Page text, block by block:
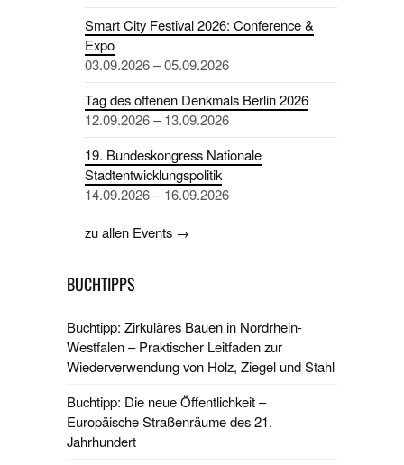
Smart City Festival 2026: Conference &
Expo
03.09.2026 – 05.09.2026
Tag des offenen Denkmals Berlin 2026
12.09.2026 – 13.09.2026
19. Bundeskongress Nationale
Stadtentwicklungspolitik
14.09.2026 – 16.09.2026
zu allen Events →
BUCHTIPPS
Buchtipp: Zirkuläres Bauen in Nordrhein-
Westfalen – Praktischer Leitfaden zur
Wiederverwendung von Holz, Ziegel und Stahl
Buchtipp: Die neue Öffentlichkeit –
Europäische Straßenräume des 21.
Jahrhundert